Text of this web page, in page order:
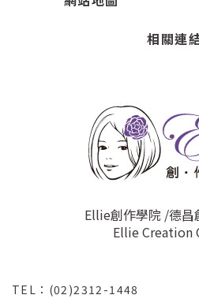
相關連
Ellie創作學院 /德昌
Ellie Creation
TEL：(02)2312-1448